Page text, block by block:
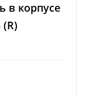
в корпусе